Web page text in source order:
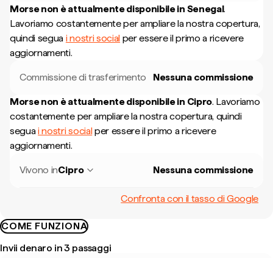
Morse non è attualmente disponibile in Senegal.
Lavoriamo costantemente per ampliare la nostra copertura,
quindi segua i nostri social per essere il primo a ricevere
aggiornamenti.
Commissione di trasferimento Nessuna commissione
Morse non è attualmente disponibile in Cipro. Lavoriamo
costantemente per ampliare la nostra copertura, quindi
seguai nostri socialper essere il primo a ricevere
aggiornamenti.
Vivono inCipro Nessuna commissione
Confronta con il tasso di Google
COME FUNZIONA
Invii denaro in 3 passaggi